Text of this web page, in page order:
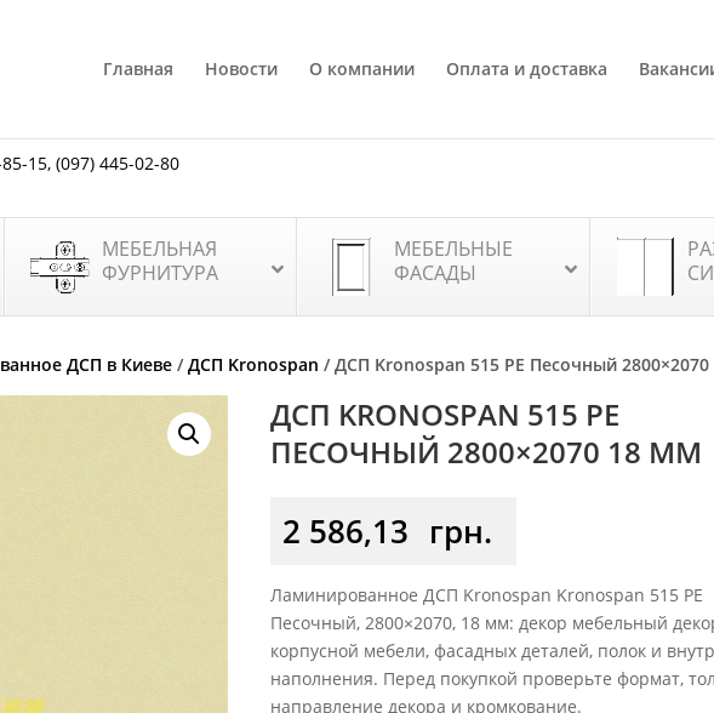
Главная Новости О компании Оплата и доставка
15,(097) 445-02-80
МЕБЕЛЬНАЯ
ФУРНИТУРА
МЕБЕЛЬНЫЕ
ФАСАДЫ
ДСП в Киеве /ДСП Kronospan / ДСП Kronospan 515 РЕ Песочный
ДСП KRONOSPAN 515 РЕ
ПЕСОЧНЫЙ 2800×2070 18 ММ
2 586,13 грн.
Ламинированное ДСП Kronospan Kronospan 515 РЕ
Песочный, 2800×2070, 18 мм: декор мебельный
корпусной мебели, фасадных деталей, полок и
наполнения. Перед покупкой проверьте формат,
направление декора и кромкование.